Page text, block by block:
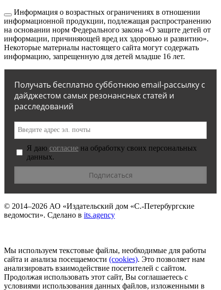
Информация о возрастных ограничениях в отношении
информационной продукции, подлежащая распространению
на основании норм Федерального закона «О защите детей от
информации, причиняющей вред их здоровью и развитию».
Некоторые материалы настоящего сайта могут содержать
информацию, запрещенную для детей младше 16 лет.
Получать бесплатно субботнюю email-рассылку с
дайджестом самых резонансных статей и
расследований
Я даю согласие на обработку своих персональных
данных.
© 2014–2026 АО «Издательский дом «С.-Петербургские
ведомости». Сделано в its.agency
Мы используем текстовые файлы, необходимые для работы
сайта и анализа посещаемости (сookies). Это позволяет нам
анализировать взаимодействие посетителей с сайтом.
Продолжая использовать этот сайт, Вы соглашаетесь с
условиями использования данных файлов, изложенными в